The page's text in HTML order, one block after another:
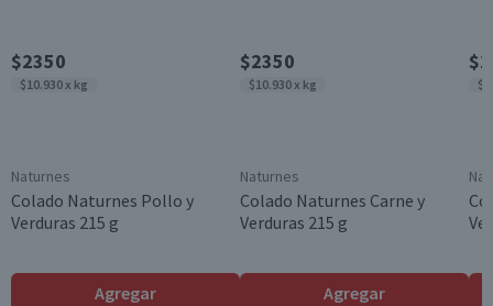
$2350
$10.930 x kg
Naturnes
Colado Naturnes Pollo y
Verduras 215 g
Agregar
$2350
$10.930 x kg
Naturnes
Colado Naturnes Carne y
Verduras 215 g
Agregar